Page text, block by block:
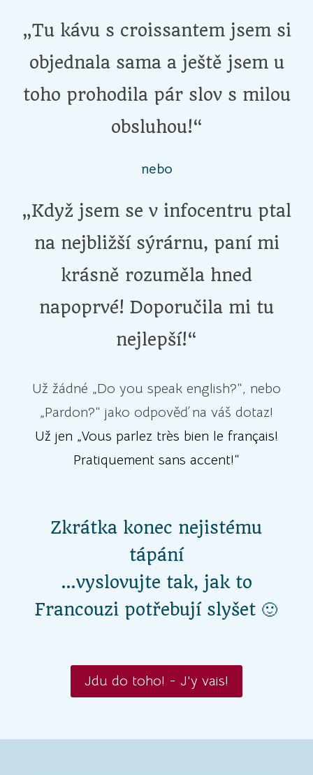
„Tu kávu s croissantem jsem si
objednala sama a ještě jsem u
toho prohodila pár slov s milou
obsluhou!“
nebo
„Když jsem se v infocentru ptal
na nejbližší sýrárnu, paní mi
krásně rozuměla hned
napoprvé! Doporučila mi tu
nejlepší!“
Už žádné „Do you speak english?“, nebo
„Pardon?“ jako odpověď na váš dotaz!
Už jen „Vous parlez très bien le français!
Pratiquement sans accent!“
Zkrátka konec nejistému
tápání
…vyslovujte tak, jak to
Francouzi potřebují slyšet 🙂
Jdu do toho! - J'y vais!